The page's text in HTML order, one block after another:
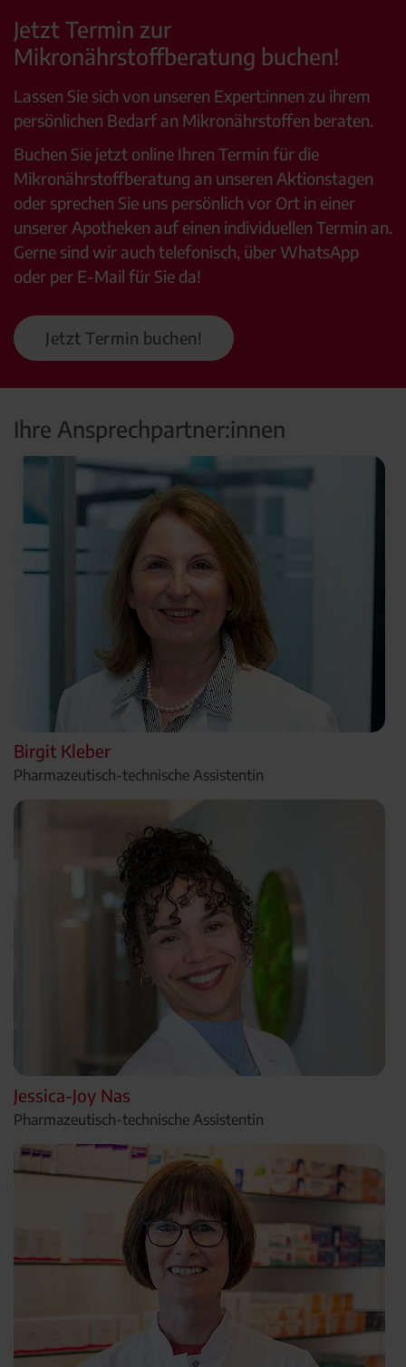
Jetzt Termin zur
Mikronährstoffberatung buchen!
Lassen Sie sich von unseren Expert:innen zu ihrem
persönlichen Bedarf an Mikronährstoffen beraten.
Buchen Sie jetzt online Ihren Termin für die
Mikronährstoffberatung an unseren Aktionstagen
oder sprechen Sie uns persönlich vor Ort in einer
unserer Apotheken auf einen individuellen Termin an.
Gerne sind wir auch telefonisch, über WhatsApp
oder per E-Mail für Sie da!
Jetzt Termin buchen!
Ihre Ansprechpartner:innen
Birgit Kleber
Pharmazeutisch-technische Assistentin
Jessica-Joy Nas
Pharmazeutisch-technische Assistentin